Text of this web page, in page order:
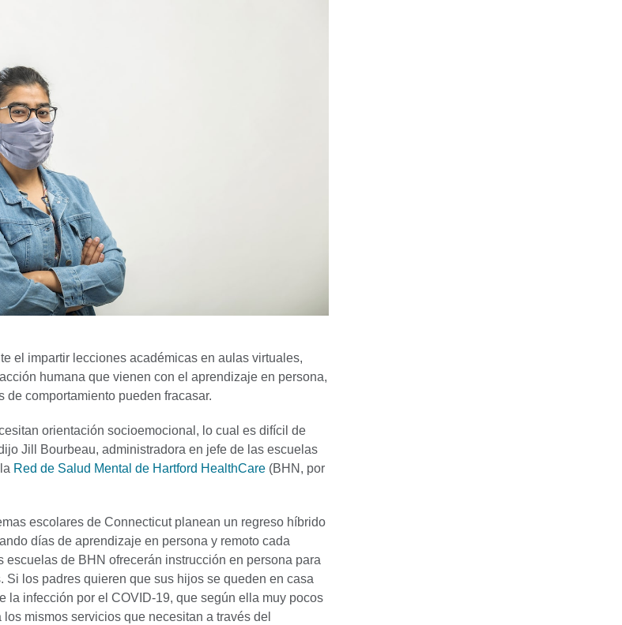
el impartir lecciones académicas en aulas virtuales,
humana que vienen con el aprendizaje en persona,
de comportamiento pueden fracasar.
orientación socioemocional, lo cual es difícil de
Jill Bourbeau, administradora en jefe de las escuelas
Red de Salud Mental de Hartford HealthCare (BHN, por
escolares de Connecticut planean un regreso híbrido
días de aprendizaje en persona y remoto cada
escuelas de BHN ofrecerán instrucción en persona para
Si los padres quieren que sus hijos se queden en casa
la infección por el COVID-19, que según ella muy pocos
mismos servicios que necesitan a través del